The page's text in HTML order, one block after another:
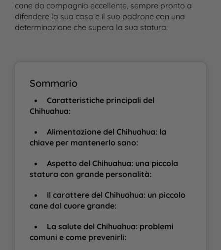
cane da compagnia eccellente, sempre pronto a
difendere la sua casa e il suo padrone con una
determinazione che supera la sua statura.
Sommario
Caratteristiche principali del
Chihuahua:
Alimentazione del Chihuahua: la
chiave per mantenerlo sano:
Aspetto del Chihuahua: una piccola
statura con grande personalità:
Il carattere del Chihuahua: un piccolo
cane dal cuore grande:
La salute del Chihuahua: problemi
comuni e come prevenirli: